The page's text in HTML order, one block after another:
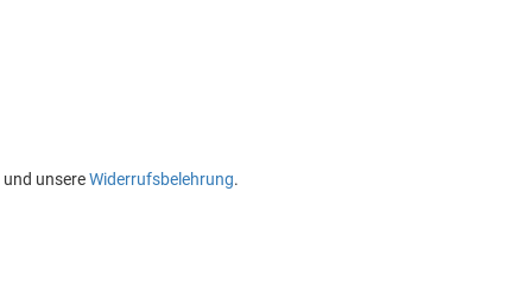
und unsereWiderrufsbelehrung.